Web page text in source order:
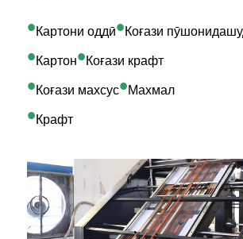
•Картони оддӣ•Коғази
•Картон•Коғази крафт
•Коғази махсус•Махмал
•Крафт